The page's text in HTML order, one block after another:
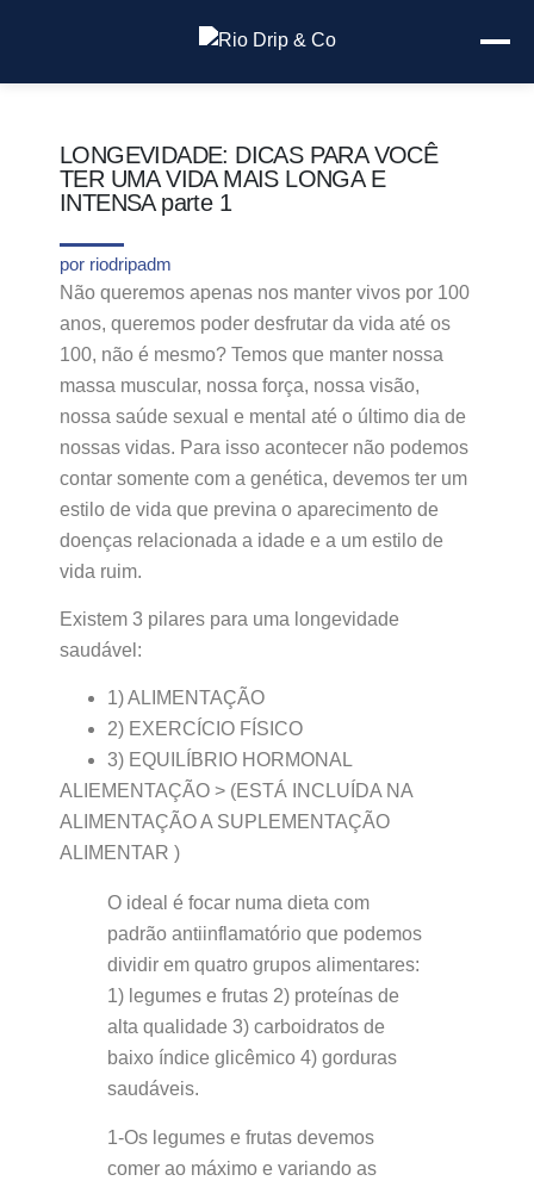
LONGEVIDADE: DICAS PARA VOCÊ
TER UMA VIDA MAIS LONGA E
INTENSA parte 1
por riodripadm
Não queremos apenas nos manter vivos por 100
anos, queremos poder desfrutar da vida até os
100, não é mesmo? Temos que manter nossa
massa muscular, nossa força, nossa visão,
nossa saúde sexual e mental até o último dia de
nossas vidas. Para isso acontecer não podemos
contar somente com a genética, devemos ter um
estilo de vida que previna o aparecimento de
doenças relacionada a idade e a um estilo de
vida ruim.
Existem 3 pilares para uma longevidade
saudável:
1) ALIMENTAÇÃO
2) EXERCÍCIO FÍSICO
3) EQUILÍBRIO HORMONAL
ALIEMENTAÇÃO > (ESTÁ INCLUÍDA NA
ALIMENTAÇÃO A SUPLEMENTAÇÃO
ALIMENTAR )
O ideal é focar numa dieta com
padrão antiinflamatório que podemos
dividir em quatro grupos alimentares:
1) legumes e frutas 2) proteínas de
alta qualidade 3) carboidratos de
baixo índice glicêmico 4) gorduras
saudáveis.
1-Os legumes e frutas devemos
comer ao máximo e variando as